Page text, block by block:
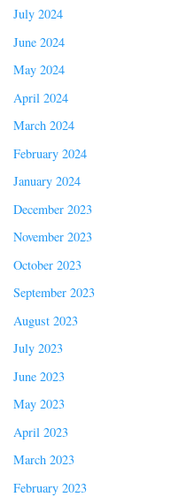
July 2024
June 2024
May 2024
April 2024
March 2024
February 2024
January 2024
December 2023
November 2023
October 2023
September 2023
August 2023
July 2023
June 2023
May 2023
April 2023
March 2023
February 2023